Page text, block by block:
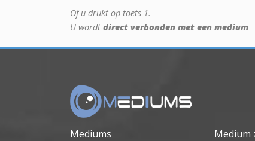
Of u drukt op toets 1.
U wordt direct verbonden met een medium
Mediums Medium